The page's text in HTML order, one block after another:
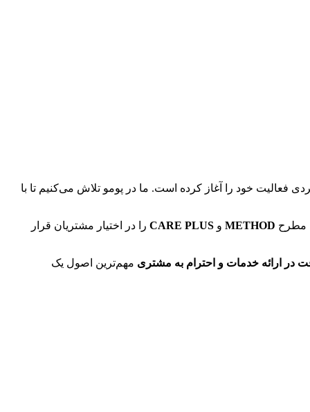
فعالیت خود را آغاز کرده است. ما در پومو تلاش می‌کنیم تا با
مطرح METHOD و CARE PLUS را در اختیار مشتریان قرار
در ارائه خدمات و احترام به مشتری مهم‌ترین اصول یک